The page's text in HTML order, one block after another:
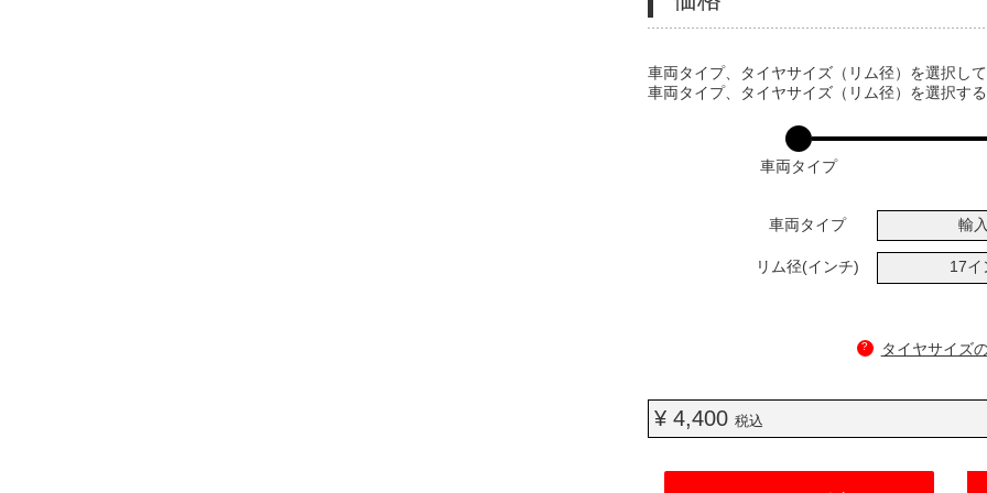
VARIATIONS
車両タイプ、タイヤサイズ（リム径）を選択し
車両タイプ、タイヤサイズ（リム径）を選択す
車両タイプ
車両タイプ 輸
リム径(インチ) 17イ
? タイヤサイズ
¥ 4,400税込
ADD